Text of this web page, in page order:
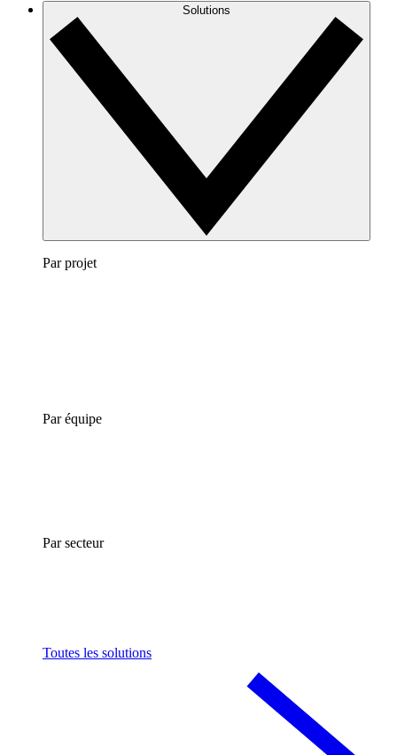
Solutions
Par projet
Par équipe
Par secteur
Toutes les solutions